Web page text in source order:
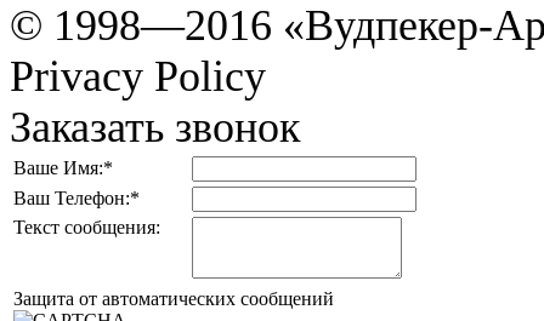
© 1998—2016 «Вудпекер-
Privacy Policy
Заказать звонок
Ваше Имя:*
Ваш Телефон:*
Текст сообщения:
Защита от автоматических сообщений